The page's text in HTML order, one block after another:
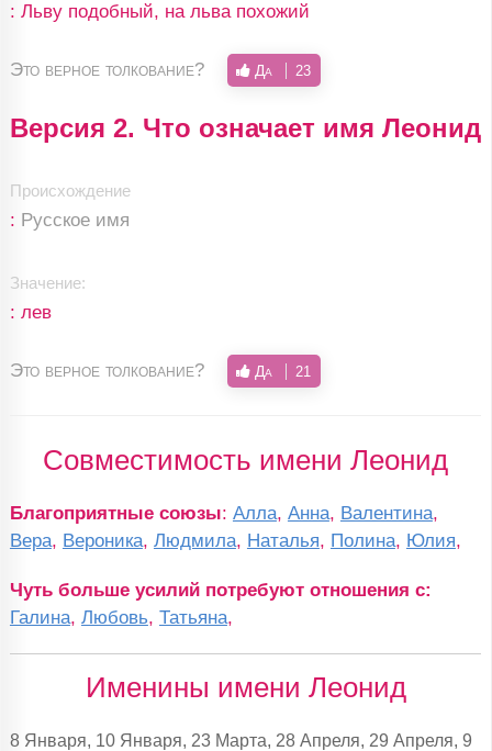
: Льву подобный, на льва похожий
Это верное толкование? Да 23
Версия 2. Что означает имя Леонид
Происхождение
: Русское имя
Значение:
: лев
Это верное толкование? Да 21
Совместимость имени Леонид
Благоприятные союзы: Алла, Анна, Валентина,
Вера, Вероника, Людмила, Наталья, Полина, Юлия,
Чуть больше усилий потребуют отношения с:
Галина, Любовь, Татьяна,
Именины имени Леонид
8 Января, 10 Января, 23 Марта, 28 Апреля, 29 Апреля, 9